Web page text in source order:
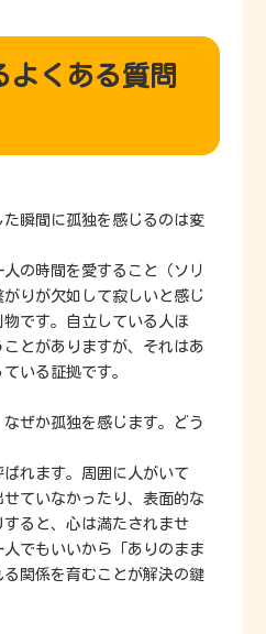
よくある質問
瞬間に孤独を感じるのは変
の時間を愛すること（ソリ
りが欠如して寂しいと感じ
です。自立している人ほ
とがありますが、それはあ
いる証拠です。
ぜか孤独を感じます。どう
れます。周囲に人がいて
ていなかったり、表面的な
ると、心は満たされませ
でもいいから「ありのまま
関係を育むことが解決の鍵